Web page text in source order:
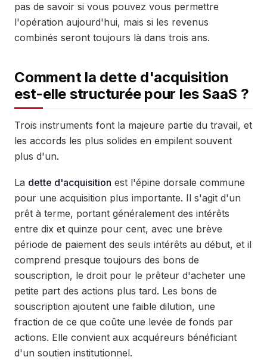
pas de savoir si vous pouvez vous permettre
l'opération aujourd'hui, mais si les revenus
combinés seront toujours là dans trois ans.
Comment la dette d'acquisition
est-elle structurée pour les SaaS ?
Trois instruments font la majeure partie du travail, et
les accords les plus solides en empilent souvent
plus d'un.
La dette d'acquisition est l'épine dorsale commune
pour une acquisition plus importante. Il s'agit d'un
prêt à terme, portant généralement des intérêts
entre dix et quinze pour cent, avec une brève
période de paiement des seuls intérêts au début, et il
comprend presque toujours des bons de
souscription, le droit pour le prêteur d'acheter une
petite part des actions plus tard. Les bons de
souscription ajoutent une faible dilution, une
fraction de ce que coûte une levée de fonds par
actions. Elle convient aux acquéreurs bénéficiant
d'un soutien institutionnel.